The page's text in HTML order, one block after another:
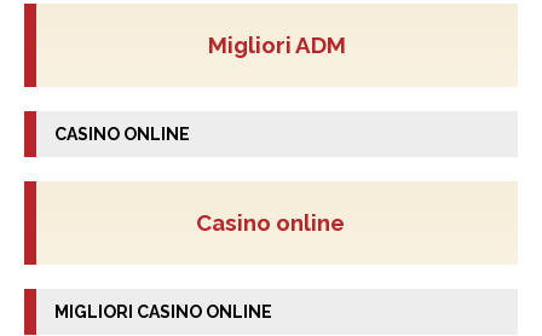
Migliori ADM
CASINO ONLINE
Casino online
MIGLIORI CASINO ONLINE